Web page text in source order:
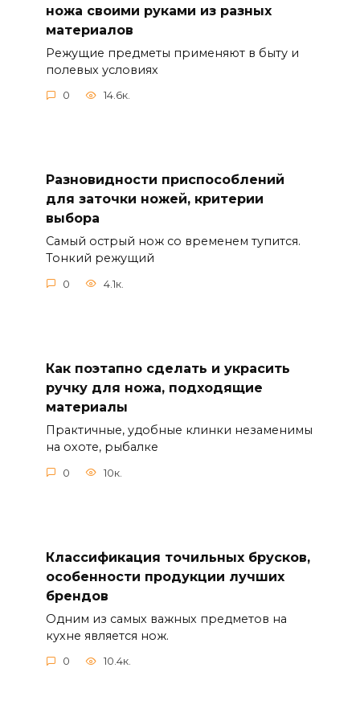
ножа своими руками из разных
материалов
Режущие предметы применяют в быту и
полевых условиях
0 14.6к.
Разновидности приспособлений
для заточки ножей, критерии
выбора
Самый острый нож со временем тупится.
Тонкий режущий
0 4.1к.
Как поэтапно сделать и украсить
ручку для ножа, подходящие
материалы
Практичные, удобные клинки незаменимы
на охоте, рыбалке
0 10к.
Классификация точильных брусков,
особенности продукции лучших
брендов
Одним из самых важных предметов на
кухне является нож.
0 10.4к.